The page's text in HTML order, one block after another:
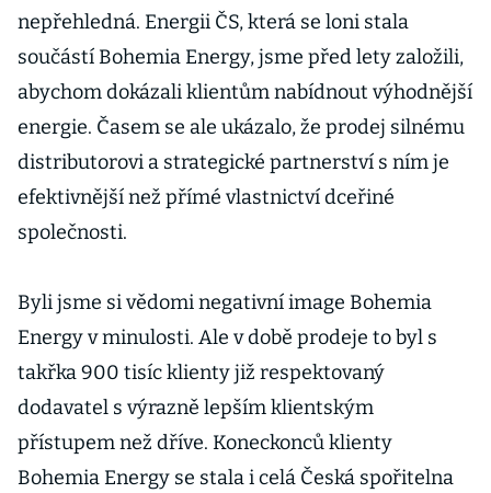
nepřehledná. Energii ČS, která se loni stala
součástí Bohemia Energy, jsme před lety založili,
abychom dokázali klientům nabídnout výhodnější
energie. Časem se ale ukázalo, že prodej silnému
distributorovi a strategické partnerství s ním je
efektivnější než přímé vlastnictví dceřiné
společnosti.
Byli jsme si vědomi negativní image Bohemia
Energy v minulosti. Ale v době prodeje to byl s
takřka 900 tisíc klienty již respektovaný
dodavatel s výrazně lepším klientským
přístupem než dříve. Koneckonců klienty
Bohemia Energy se stala i celá Česká spořitelna